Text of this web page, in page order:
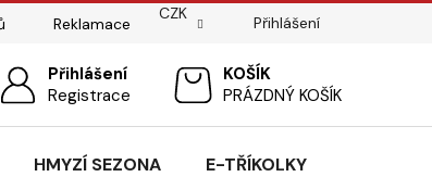
Reklamace
sedel pro koně
CZK
Přihlášení
Přihlášení
Registrace
NÁKUPNÍPRÁZDNÝ KOŠÍK
HMYZÍ SEZONA E-TŘÍKOLKY